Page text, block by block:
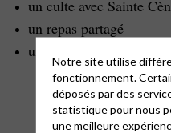
un culte avec Sainte
un repas partagé
un partage Biblique
Aller au temple de
Toulouse :
Notre site utilise
fonctionnement.
déposés par des
statistique pour nous
une meilleure